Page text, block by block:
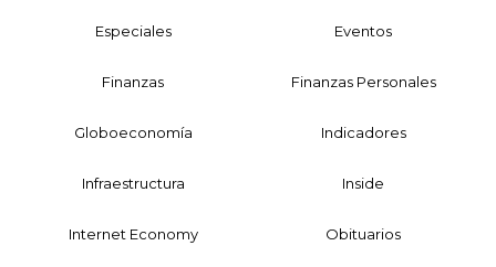
Especiales Eventos
Finanzas Finanzas Personales
Globoeconomía Indicadores
Infraestructura Inside
Internet Economy Obituarios